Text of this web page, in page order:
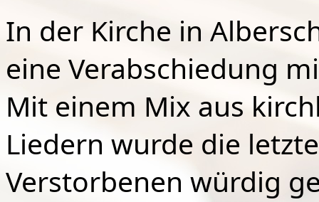
In der Kirche in
eine Verabschiedung
Mit einem Mix aus
Liedern wurde die
Verstorbenen würdig